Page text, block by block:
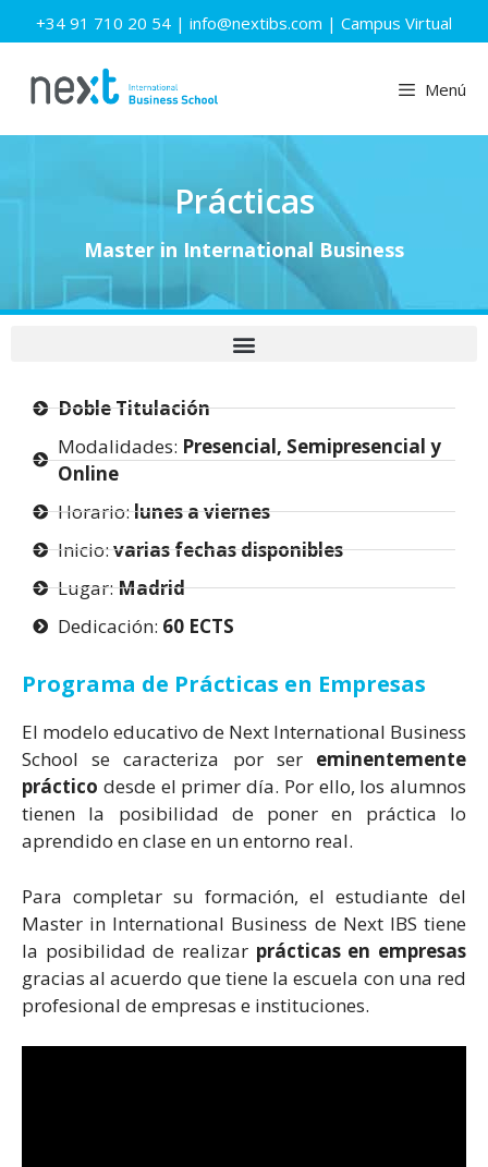
+34 91 710 20 54 | info@nextibs.com | Campus Virtual
Menú
Prácticas
Master in International Business
DobleTitulación
Modalidades: Presencial, Semipresencial y
Online
Horario:lunesaviernes
Inicio:varias fechas disponibles
Lugar:Madrid
Dedicación: 60 ECTS
Programa de Prácticas en Empresas
El modelo educativo de Next International Business
School se caracteriza por sereminentemente
práctico desde el primer día. Por ello, los alumnos
tienen la posibilidad de poner en práctica lo
aprendido en clase en un entorno real.
Para completar su formación, el estudiante del
Master in International Business de Next IBS tiene
la posibilidad de realizar prácticas en empresas
gracias al acuerdo que tiene la escuela con una red
profesional de empresas e instituciones.